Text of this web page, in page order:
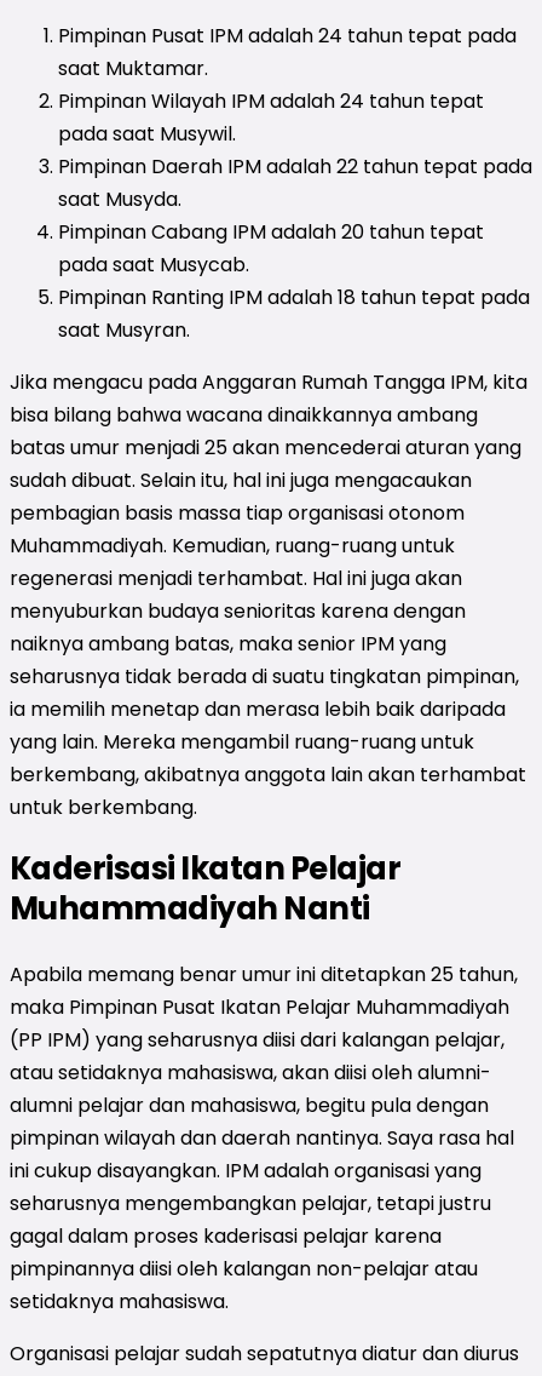
Pimpinan Pusat IPM adalah 24 tahun tepat pada
saat Muktamar.
Pimpinan Wilayah IPM adalah 24 tahun tepat
pada saat Musywil.
Pimpinan Daerah IPM adalah 22 tahun tepat pada
saat Musyda.
Pimpinan Cabang IPM adalah 20 tahun tepat
pada saat Musycab.
Pimpinan Ranting IPM adalah 18 tahun tepat pada
saat Musyran.
Jika mengacu pada Anggaran Rumah Tangga IPM, kita
bisa bilang bahwa wacana dinaikkannya ambang
batas umur menjadi 25 akan mencederai aturan yang
sudah dibuat. Selain itu, hal ini juga mengacaukan
pembagian basis massa tiap organisasi otonom
Muhammadiyah. Kemudian, ruang-ruang untuk
regenerasi menjadi terhambat. Hal ini juga akan
menyuburkan budaya senioritas karena dengan
naiknya ambang batas, maka senior IPM yang
seharusnya tidak berada di suatu tingkatan pimpinan,
ia memilih menetap dan merasa lebih baik daripada
yang lain. Mereka mengambil ruang-ruang untuk
berkembang, akibatnya anggota lain akan terhambat
untuk berkembang.
Kaderisasi Ikatan Pelajar
Muhammadiyah Nanti
Apabila memang benar umur ini ditetapkan 25 tahun,
maka Pimpinan Pusat Ikatan Pelajar Muhammadiyah
(PP IPM) yang seharusnya diisi dari kalangan pelajar,
atau setidaknya mahasiswa, akan diisi oleh alumni-
alumni pelajar dan mahasiswa, begitu pula dengan
pimpinan wilayah dan daerah nantinya. Saya rasa hal
ini cukup disayangkan. IPM adalah organisasi yang
seharusnya mengembangkan pelajar, tetapi justru
gagal dalam proses kaderisasi pelajar karena
pimpinannya diisi oleh kalangan non-pelajar atau
setidaknya mahasiswa.
Organisasi pelajar sudah sepatutnya diatur dan diurus